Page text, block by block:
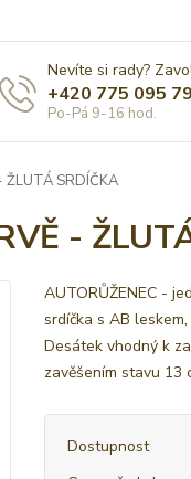
Nevíte si rady?
+420 775 095
Po-Pá 9-16 hod.
ŽLUTÁ SRDÍČKA
-
AUTORŮŽENEC -
srdíčka s AB
Desátek vhodný k
zavěšením stavu 13
Dostupnost